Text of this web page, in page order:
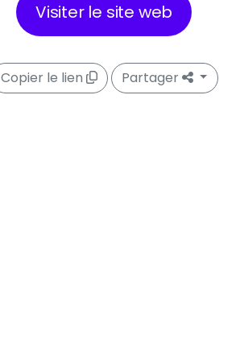
Visiter le site web
Copier le lien Partager